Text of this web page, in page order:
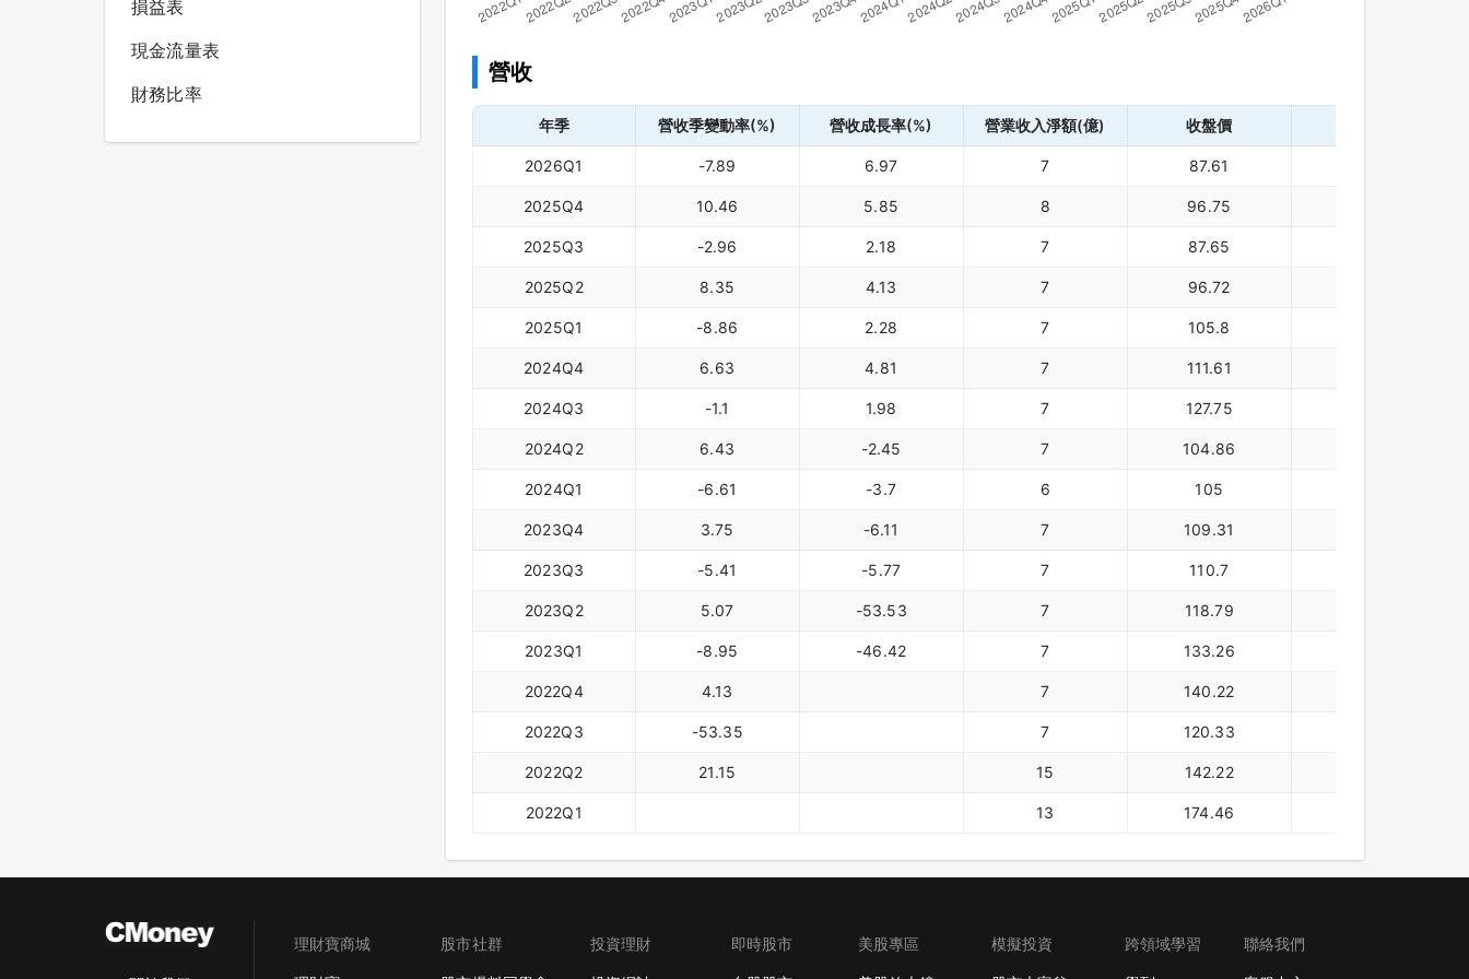
損益表
現金流量表
財務比率
營收
年季 營收季變動率(%) 營收成長率(%) 營業收入淨額(億) 收盤價
2026Q1 -7.89 6.97 7 87.61
2025Q4 10.46 5.85 8 96.75
2025Q3 -2.96 2.18 7 87.65
2025Q2 8.35 4.13 7 96.72
2025Q1 -8.86 2.28 7 105.8
2024Q4 6.63 4.81 7 111.61
2024Q3 -1.1 1.98 7 127.75
2024Q2 6.43 -2.45 7 104.86
2024Q1 -6.61 -3.7 6 105
2023Q4 3.75 -6.11 7 109.31
2023Q3 -5.41 -5.77 7 110.7
2023Q2 5.07 -53.53 7 118.79
2023Q1 -8.95 -46.42 7 133.26
2022Q4 4.13 7 140.22
2022Q3 -53.35 7 120.33
2022Q2 21.15 15 142.22
2022Q1 13 174.46
理財寶商城 股市社群 投資理財 即時股市 美股專區 模擬投資 跨領域學習 聯絡我們